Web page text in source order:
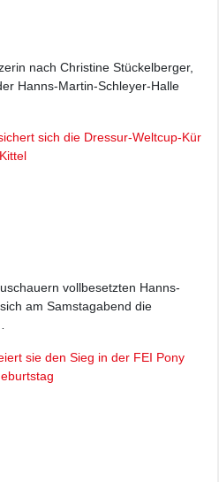
nach Christine Stückelberger,
Hanns-Martin-Schleyer-Halle
sich die Dressur-Weltcup-Kür
vollbesetzten Hanns-
am Samstagabend die
sie den Sieg in der FEI Pony